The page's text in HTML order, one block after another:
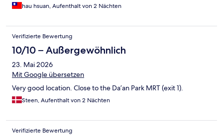
hau hsuan, Aufenthalt von 2 Nächten
Verifizierte Bewertung
10/10 – Außergewöhnlich
23. Mai 2026
Mit Google übersetzen
Very good location. Close to the Da’an Park MRT (exit 1).
Steen, Aufenthalt von 2 Nächten
Verifizierte Bewertung